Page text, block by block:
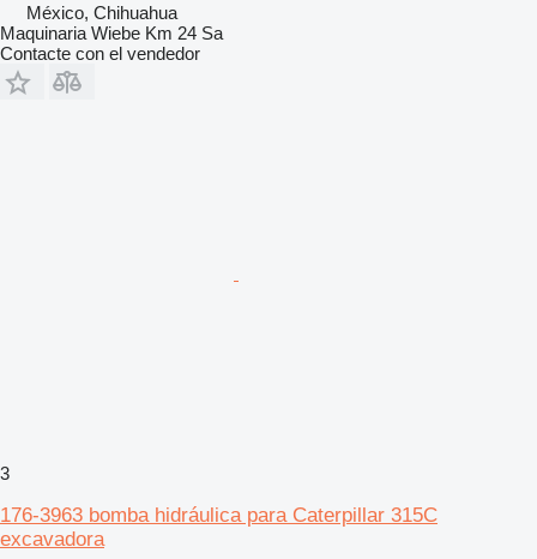
México, Chihuahua
Maquinaria Wiebe Km 24 Sa
Contacte con el vendedor
3
176-3963 bomba hidráulica para Caterpillar 315C
excavadora